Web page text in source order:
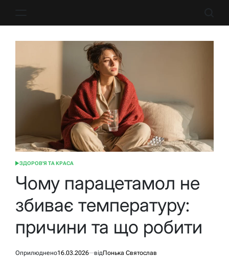
ОПУБЛІКУВАТИ
ЗДОРОВ'Я ТА КРАСА
Чому парацетамол не
збиває температуру:
причини та що робити
Оприлюднено16.03.2026 відПонька Святослав